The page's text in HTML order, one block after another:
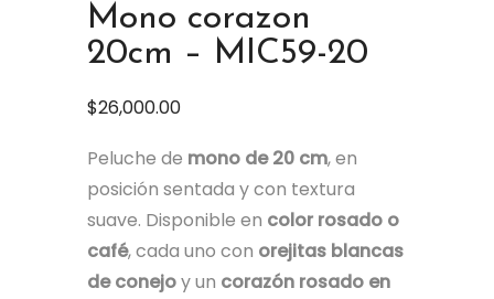
Mono corazon
20cm – MIC59-20
$26,000.00
Peluche de mono de 20 cm, en
posición sentada y con textura
suave. Disponible en color rosado o
café, cada uno con orejitas blancas
de conejoy un corazón rosado en